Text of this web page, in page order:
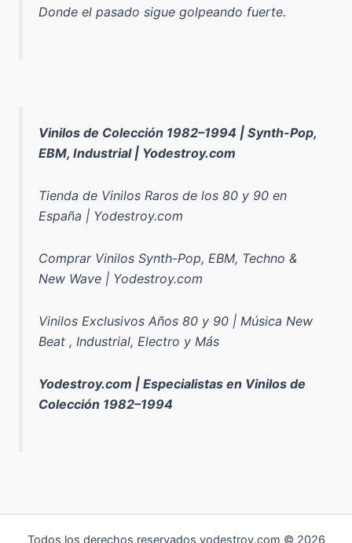
Donde el pasado sigue golpeando fuerte.
Vinilos de Colección 1982–1994 | Synth-Pop,
EBM, Industrial | Yodestroy.com
Tienda de Vinilos Raros de los 80 y 90 en
España | Yodestroy.com
Comprar Vinilos Synth-Pop, EBM, Techno &
New Wave | Yodestroy.com
Vinilos Exclusivos Años 80 y 90 | Música New
Beat , Industrial, Electro y Más
Yodestroy.com | Especialistas en Vinilos de
Colección 1982–1994
Todos los derechos reservados yodestroy.com © 2026